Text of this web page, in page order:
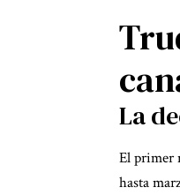
La
El primer
hasta